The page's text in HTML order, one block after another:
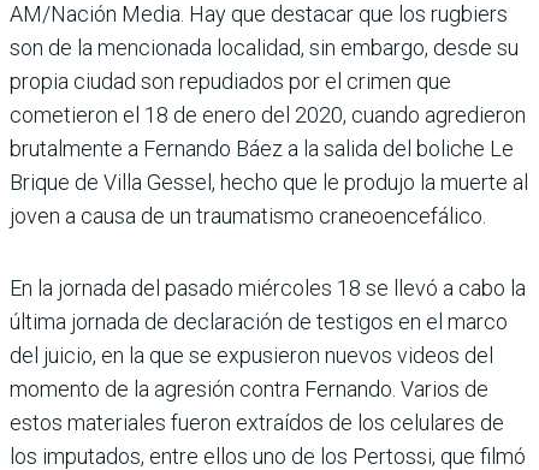
AM/Nación Media. Hay que destacar que los rugbiers
son de la mencionada localidad, sin embargo, desde su
propia ciudad son repudiados por el crimen que
cometieron el 18 de enero del 2020, cuando agredieron
brutalmente a Fernando Báez a la salida del boliche Le
Brique de Villa Gessel, hecho que le produjo la muerte al
joven a causa de un traumatismo craneoencefálico.
En la jornada del pasado miércoles 18 se llevó a cabo la
última jornada de declaración de testigos en el marco
del juicio, en la que se expusieron nuevos videos del
momento de la agresión contra Fernando. Varios de
estos materiales fueron extraídos de los celulares de
los imputados, entre ellos uno de los Pertossi, que filmó